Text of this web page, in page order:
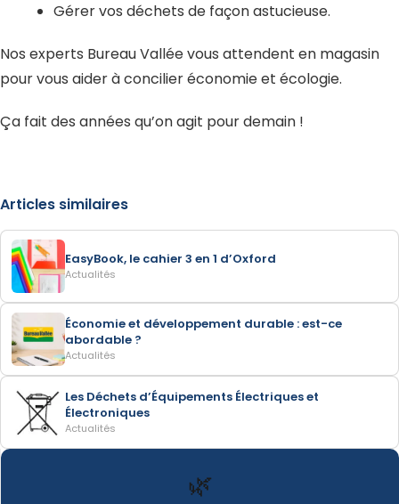
Gérer vos déchets de façon astucieuse.
Nos experts Bureau Vallée vous attendent en magasin
pour vous aider à concilier économie et écologie.
Ça fait des années qu’on agit pour demain !
Articles similaires
EasyBook, le cahier 3 en 1 d’Oxford
Actualités
Économie et développement durable : est-ce
abordable ?
Actualités
Les Déchets d’Équipements Électriques et
Électroniques
Actualités
🌿